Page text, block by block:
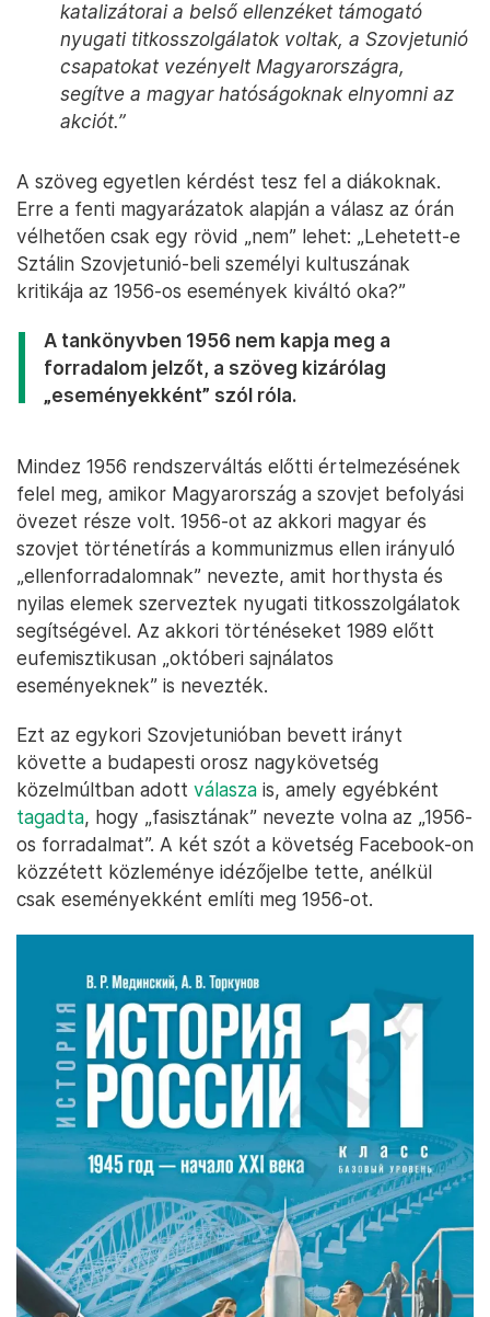
katalizátorai a belső ellenzéket támogató
nyugati titkosszolgálatok voltak, a Szovjetunió
csapatokat vezényelt Magyarországra,
segítve a magyar hatóságoknak elnyomni az
akciót.”
A szöveg egyetlen kérdést tesz fel a diákoknak.
Erre a fenti magyarázatok alapján a válasz az órán
vélhetően csak egy rövid „nem” lehet: „Lehetett-e
Sztálin Szovjetunió-beli személyi kultuszának
kritikája az 1956-os események kiváltó oka?”
A tankönyvben 1956 nem kapja meg a
forradalom jelzőt, a szöveg kizárólag
„eseményekként” szól róla.
Mindez 1956 rendszerváltás előtti értelmezésének
felel meg, amikor Magyarország a szovjet befolyási
övezet része volt. 1956-ot az akkori magyar és
szovjet történetírás a kommunizmus ellen irányuló
„ellenforradalomnak” nevezte, amit horthysta és
nyilas elemek szerveztek nyugati titkosszolgálatok
segítségével. Az akkori történéseket 1989 előtt
eufemisztikusan „októberi sajnálatos
eseményeknek” is nevezték.
Ezt az egykori Szovjetunióban bevett irányt
követte a budapesti orosz nagykövetség
közelmúltban adott válasza is, amely egyébként
tagadta, hogy „fasisztának” nevezte volna az „1956-
os forradalmat”. A két szót a követség Facebook-on
közzétett közleménye idézőjelbe tette, anélkül
csak eseményekként említi meg 1956-ot.